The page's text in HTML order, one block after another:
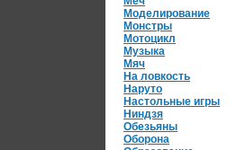
Моделирование
Монстры
Мотоцикл
Музыка
Мяч
На ловкость
Наруто
Настольные игры
Ниндзя
Обезьяны
Оборона